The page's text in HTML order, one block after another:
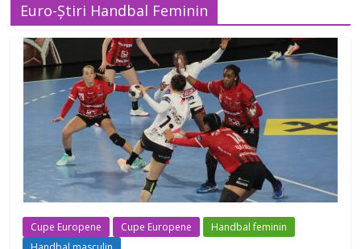
Euro-Știri Handbal Feminin
Cupe Europene Cupe Europene
Handbal feminin